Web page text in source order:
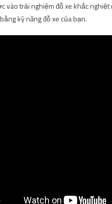
vào trải nghiệm đỗ xe khắc
kỹ năng đỗ xe của bạn.